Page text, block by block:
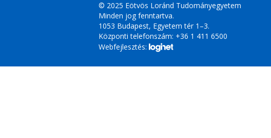
© 2025 Eötvös Loránd Tudományegyetem
Minden jog fenntartva.
1053 Budapest, Egyetem tér 1–3.
Központi telefonszám: +36 1 411 6500
Webfejlesztés: